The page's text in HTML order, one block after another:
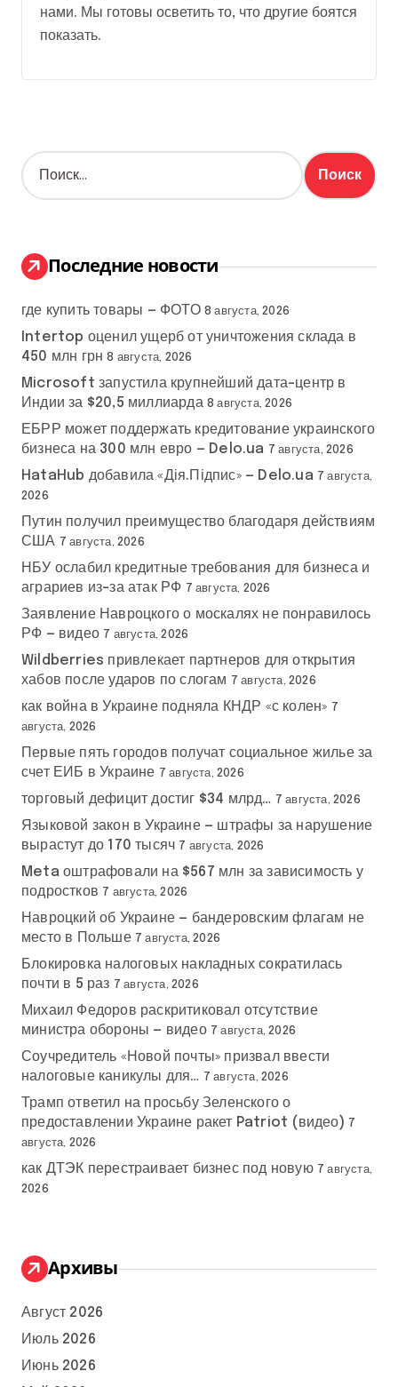
нами. Мы готовы осветить то, что другие боятся
показать.
Н
а
:
Последние новости
где купить товары — ФОТО 8 августа, 2026
Intertop оценил ущерб от уничтожения склада в
450 млн грн 8 августа, 2026
Microsoft запустила крупнейший дата-центр в
Индии за $20,5 миллиарда 8 августа, 2026
ЕБРР может поддержать кредитование украинского
бизнеса на 300 млн евро — Delo.ua 7 августа, 2026
HataHub добавила «Дія.Підпис» — Delo.ua 7 августа,
2026
Путин получил преимущество благодаря действиям
США 7 августа, 2026
НБУ ослабил кредитные требования для бизнеса и
аграриев из-за атак РФ 7 августа, 2026
Заявление Навроцкого о москалях не понравилось
РФ — видео 7 августа, 2026
Wildberries привлекает партнеров для открытия
хабов после ударов по слогам 7 августа, 2026
как война в Украине подняла КНДР «с колен» 7
августа, 2026
Первые пять городов получат социальное жилье за
счет ЕИБ в Украине 7 августа, 2026
торговый дефицит достиг $34 млрд… 7 августа, 2026
Языковой закон в Украине — штрафы за нарушение
вырастут до 170 тысяч 7 августа, 2026
Meta оштрафовали на $567 млн за зависимость у
подростков 7 августа, 2026
Навроцкий об Украине — бандеровским флагам не
место в Польше 7 августа, 2026
Блокировка налоговых накладных сократилась
почти в 5 раз 7 августа, 2026
Михаил Федоров раскритиковал отсутствие
министра обороны — видео 7 августа, 2026
Соучредитель «Новой почты» призвал ввести
налоговые каникулы для… 7 августа, 2026
Трамп ответил на просьбу Зеленского о
предоставлении Украине ракет Patriot (видео) 7
августа, 2026
как ДТЭК перестраивает бизнес под новую 7 августа,
2026
Архивы
Август 2026
Июль 2026
Июнь 2026